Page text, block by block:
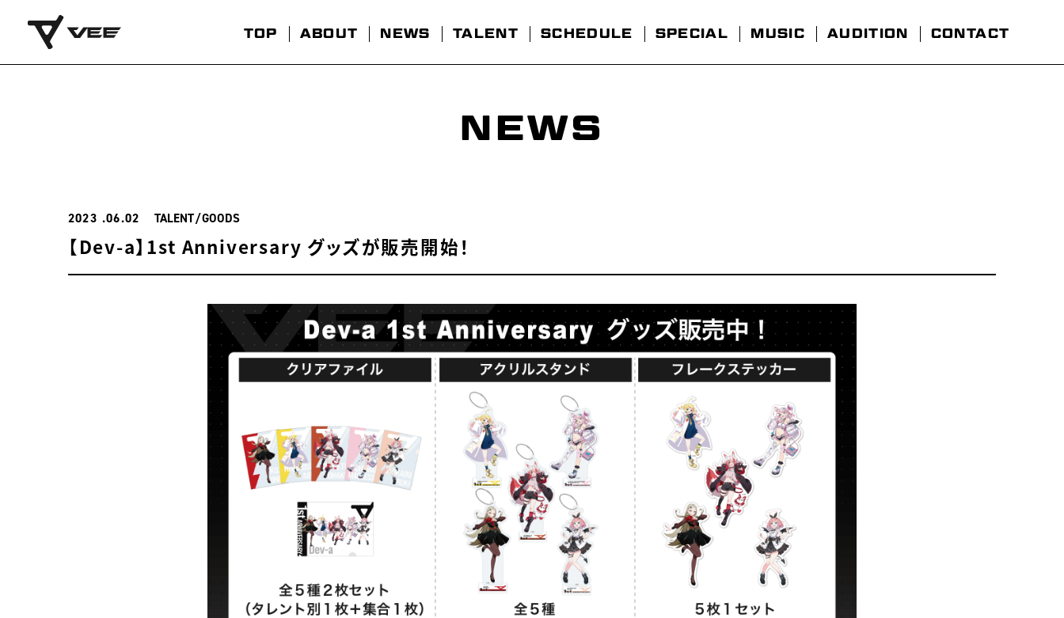
TOP ABOUT NEWS TALENT SCHEDULE SPECIAL MUSIC AUDITION CONTACT
NEWS
2023 06.02 TALENT GOODS
【Dev-a】1st Anniversary グッズが販売開始！